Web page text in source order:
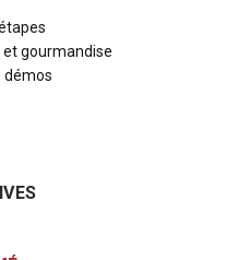
gourmandise
démos